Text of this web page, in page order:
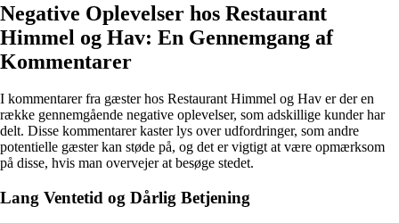
Negative Oplevelser hos Restaurant
Himmel og Hav: En Gennemgang af
Kommentarer
I kommentarer fra gæster hos Restaurant Himmel og Hav er der en
række gennemgående negative oplevelser, som adskillige kunder har
delt. Disse kommentarer kaster lys over udfordringer, som andre
potentielle gæster kan støde på, og det er vigtigt at være opmærksom
på disse, hvis man overvejer at besøge stedet.
Lang Ventetid og Dårlig Betjening